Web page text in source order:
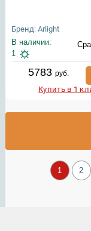
Бренд: Arlight
В наличии:
1
5783руб.
Купить в 1
1 2